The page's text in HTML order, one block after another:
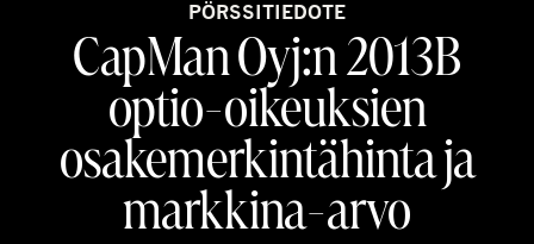
PÖRSSITIEDOTE
CapMan Oyj:n 2013B
optio-oikeuksien
osakemerkintähinta ja
markkina-arvo